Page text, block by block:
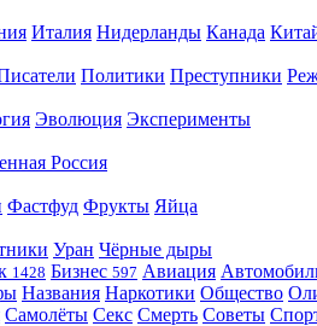
Италия Нидерланды Канада
Политики Преступники
Эволюция Эксперименты
Россия
Фастфуд Фрукты Яйца
Уран Чёрные дыры
1428 Бизнес 597 Авиация
Названия Наркотики Общество
Самолёты Секс Смерть Советы